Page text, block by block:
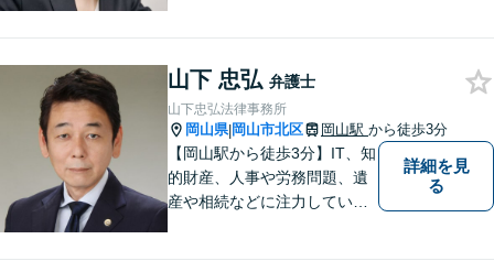
んなささいなことでも構いま
せん。お気軽にご相談くださ
い。【土曜日も受付可能】
【専用駐車場あり】
山下 忠弘 弁護士
山下忠弘法律事務所
岡山県|岡山市北区 岡山駅 から徒歩3分
【岡山駅から徒歩3分】IT、知
的財産、人事や労務問題、遺
産や相続などに注力していま
詳細を見
る